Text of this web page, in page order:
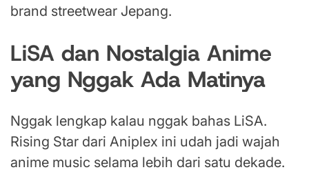
brand streetwear Jepang.
LiSA dan Nostalgia Anime
yang Nggak Ada Matinya
Nggak lengkap kalau nggak bahas LiSA.
Rising Star dari Aniplex ini udah jadi wajah
anime music selama lebih dari satu dekade.